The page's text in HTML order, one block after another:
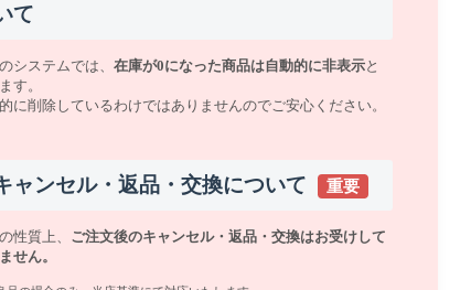
て
システムでは、 在庫が0になった商品は自動的に非表示と
す。
に削除しているわけではありませんのでご安心ください。
ャンセル・返品・交換について 重要
性質上、 ご注文後のキャンセル・返品・交換はお受けして
せん。